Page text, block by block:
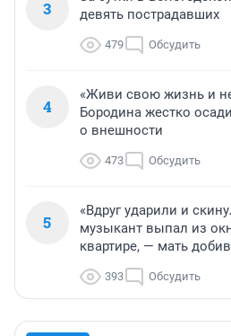
3
девять пострадавших
479 Обсудить
4
«Живи свою жизнь и
Бородина жестко
о внешности
473 Обсудить
5
«Вдруг ударили и
музыкант выпал из
квартире, — мать
393 Обсудить